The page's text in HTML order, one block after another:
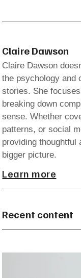
Claire Dawson
Claire Dawson
the psychology and
stories. She
breaking down
sense. Whether
patterns, or social
providing thoughtful
bigger picture.
Learn more
Recent content